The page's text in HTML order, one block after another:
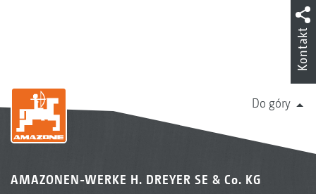
Do góry
AMAZONEN-WERKE H. DREYER SE & Co. KG
Kontakt